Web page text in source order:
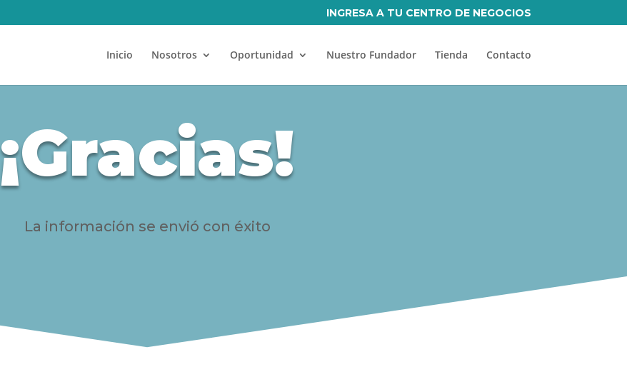
INGRESA A TU CENTRO DE NEGOCIOS
Inicio Nosotros Oportunidad Nuestro Fundador Tienda Contacto
¡Gracias!
La información se envió con éxito